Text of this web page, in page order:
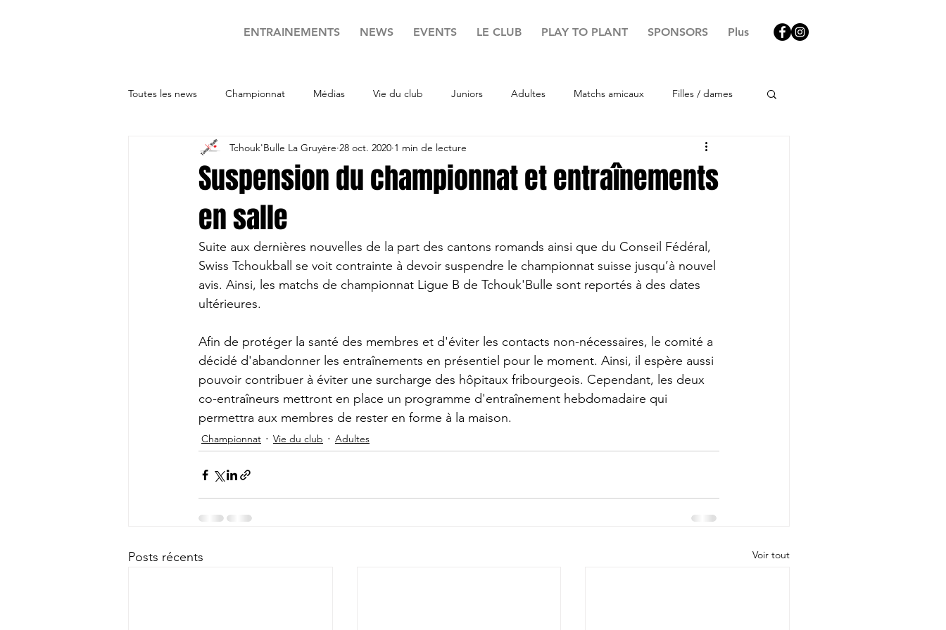
ENTRAINEMENTS NEWS EVENTS LE CLUB PLAY TO PLANT SPONSORS Plus
Toutes les news Championnat Médias Vie du club Juniors Adultes Matchs amicaux Filles / dames
Suspension du championnat et entraînements
en salle
Tchouk'Bulle La Gruyère 28 oct. 2020 1 min de lecture
Suite aux dernières nouvelles de la part des cantons romands ainsi que du Conseil Fédéral,
Swiss Tchoukball se voit contrainte à devoir suspendre le championnat suisse jusqu’à nouvel
avis. Ainsi, les matchs de championnat Ligue B de Tchouk'Bulle sont reportés à des dates
ultérieures.
Afin de protéger la santé des membres et d'éviter les contacts non-nécessaires, le comité a
décidé d'abandonner les entraînements en présentiel pour le moment. Ainsi, il espère aussi
pouvoir contribuer à éviter une surcharge des hôpitaux fribourgeois. Cependant, les deux
co-entraîneurs mettront en place un programme d'entraînement hebdomadaire qui
permettra aux membres de rester en forme à la maison.
Championnat Vie du club Adultes
Posts récents Voir tout